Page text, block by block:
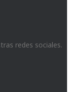
redes sociales.